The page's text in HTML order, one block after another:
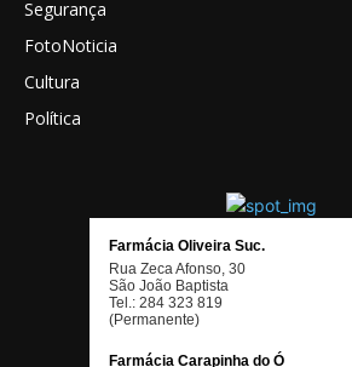
Segurança
FotoNoticia
Cultura
Política